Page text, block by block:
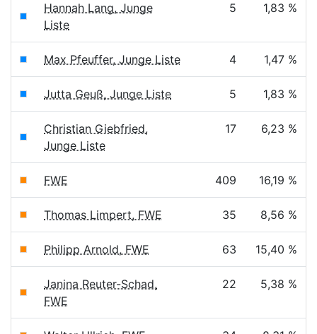
Hannah Lang, Junge
Liste
5 1,83 %
Max Pfeuffer, Junge Liste 4 1,47 %
Jutta Geuß, Junge Liste 5 1,83 %
Christian Giebfried,
Junge Liste
17 6,23 %
FWE 409 16,19 %
Thomas Limpert, FWE 35 8,56 %
Philipp Arnold, FWE 63 15,40 %
Janina Reuter-Schad,
FWE
22 5,38 %